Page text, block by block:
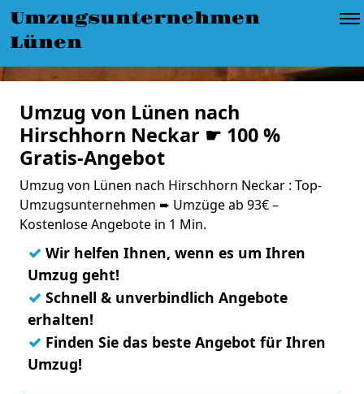
Umzugsunternehmen
Lünen
Umzug von Lünen nach
Hirschhorn Neckar ☛ 100 %
Gratis-Angebot
Umzug von Lünen nach Hirschhorn Neckar : Top-
Umzugsunternehmen ➨ Umzüge ab 93€ –
Kostenlose Angebote in 1 Min.
✓ Wir helfen Ihnen, wenn es um Ihren
Umzug geht!
✓ Schnell & unverbindlich Angebote
erhalten!
✓ Finden Sie das beste Angebot für Ihren
Umzug!